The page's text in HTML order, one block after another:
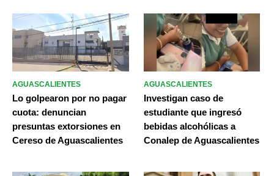
AGUASCALIENTES
Lo golpearon por no pagar
cuota: denuncian
presuntas extorsiones en
Cereso de Aguascalientes
AGUASCALIENTES
Investigan caso de
estudiante que ingresó
bebidas alcohólicas a
Conalep de Aguascalientes